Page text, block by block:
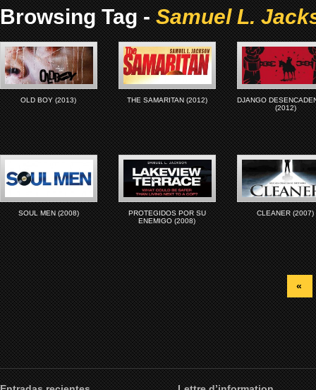
Browsing Tag -Samuel L.
OLD BOY (2013) THE SAMARITAN (2012)
DJANGO
(2012)
SOUL MEN (2008)
PROTEGIDOS POR SU
ENEMIGO (2008)
CLEANER (2007)
«